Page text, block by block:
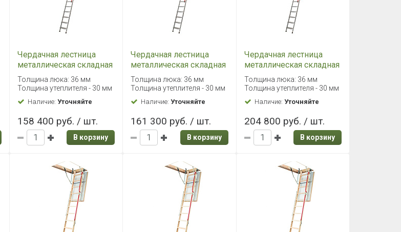
Чердачная лестница
металлическая складная
Fakro LML 70х130/305
Толщина люка: 36 мм
Толщина утеплителя - 30 мм
Наличие:Уточняйте
158 400 руб. / шт.
В корзину
Чердачная лестница
металлическая складная
Fakro LML 70х140/305
Толщина люка: 36 мм
Толщина утеплителя - 30 мм
Наличие:Уточняйте
161 300 руб. / шт.
В корзину
Чердачная лестница
металлическая складная
Fakro LML 86х130/305
Толщина люка: 36 мм
Толщина утеплителя - 30 мм
Наличие: Уточняйте
204 800 руб. / шт.
В корзину